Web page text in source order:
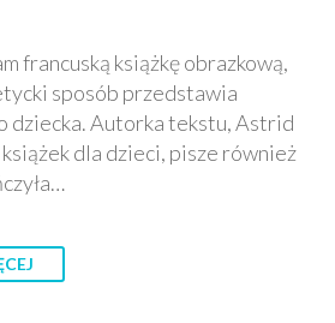
francuską książkę obrazkową,
sposób przedstawia
dziecka. Autorka tekstu, Astrid
dla dzieci, pisze również